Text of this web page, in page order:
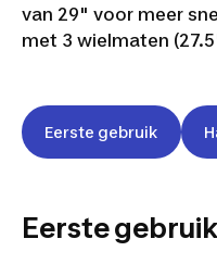
van 29" voor meer
met 3 wielmaten
Eerste gebruik
Eerste gebruik